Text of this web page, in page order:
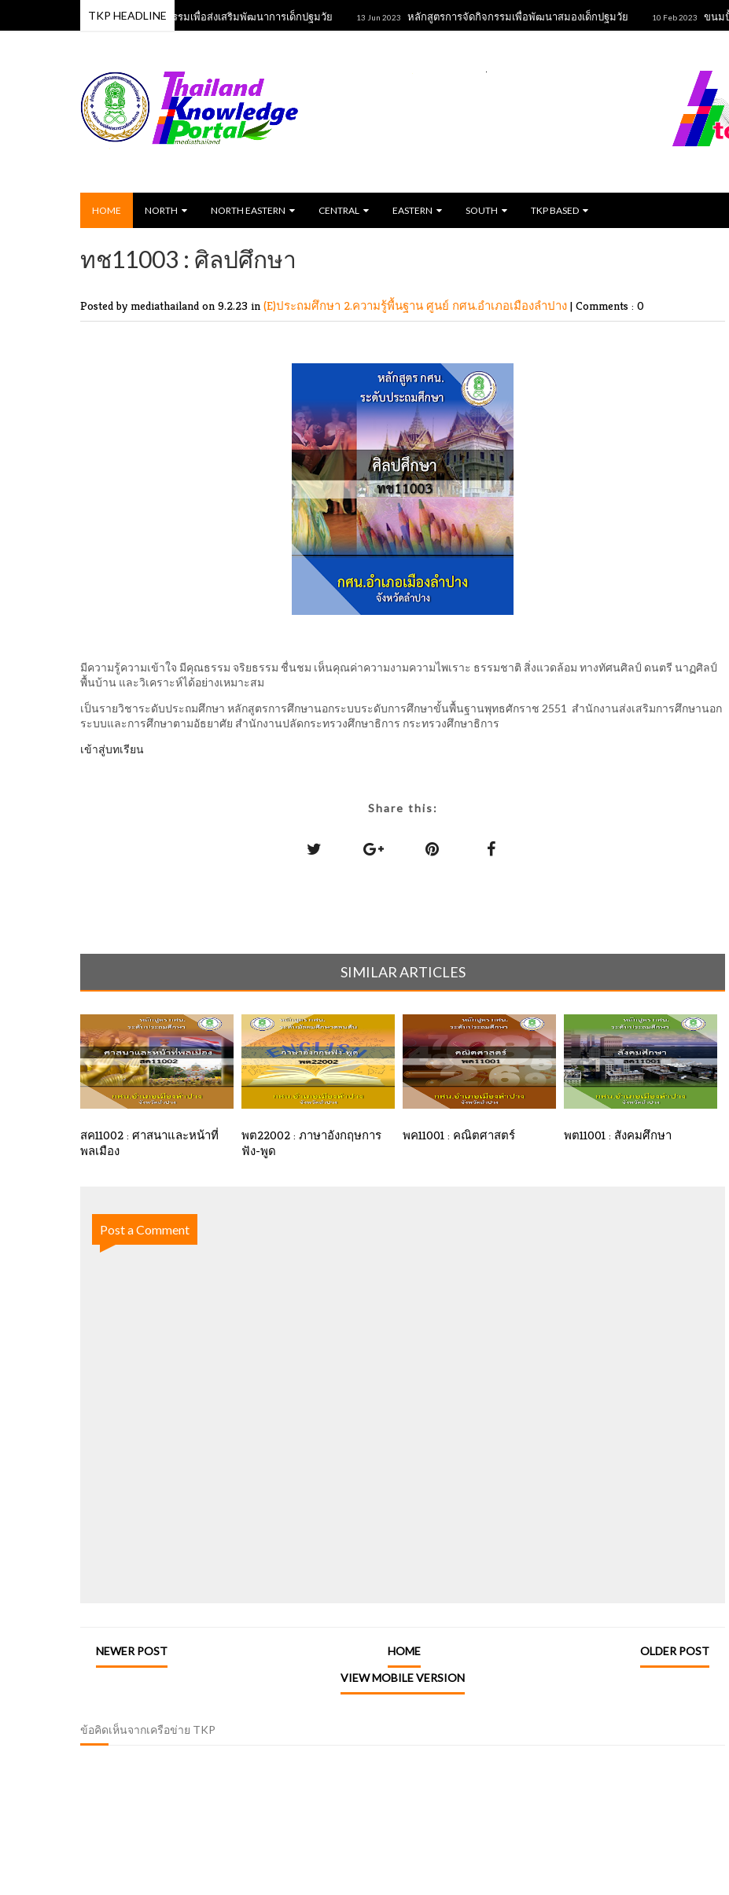
TKP HEADLINE
หลักสูตรเพลงและกิจกรรมเพื่อส่งเสริมพัฒนาการเด็กปฐมวัย 13 Jun 2023 หลักสูตรการจัดกิจกรรมเพื่อพัฒนาสมองเด็กปฐมวัย 10 Feb 2023 ขนมปั้นขลิบ
HOME NORTH NORTH EASTERN CENTRAL EASTERN SOUTH TKP BASED
ทช11003 : ศิลปศึกษา
Posted by mediathailand on 9.2.23 in (E)ประถมศึกษา 2.ความรู้พื้นฐาน ศูนย์ กศน.อำเภอเมืองลำปาง | Comments : 0
มีความรู้ความเข้าใจ มีคุณธรรม จริยธรรม ชื่นชม เห็นคุณค่าความงามความไพเราะ ธรรมชาติ สิ่งแวดล้อม ทางทัศนศิลป์ ดนตรี นาฏศิลป์
พื้นบ้าน และวิเคราะห์ได้อย่างเหมาะสม
เป็นรายวิชาระดับประถมศึกษา หลักสูตรการศึกษานอกระบบระดับการศึกษาขั้นพื้นฐานพุทธศักราช 2551 สำนักงานส่งเสริมการศึกษานอก
ระบบและการศึกษาตามอัธยาศัย สำนักงานปลัดกระทรวงศึกษาธิการ กระทรวงศึกษาธิการ
เข้าสู่บทเรียน
Share this:
SIMILAR ARTICLES
สค11002 : ศาสนาและหน้าที่
พลเมือง
พต22002 : ภาษาอังกฤษการ
ฟัง-พูด
พค11001 : คณิตศาสตร์ พต11001 : สังคมศึกษา
Post a Comment
NEWER POST OLDER POST
HOME
VIEW MOBILE VERSION
ข้อคิดเห็นจากเครือข่าย TKP